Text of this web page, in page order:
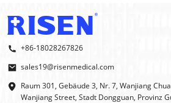
+86-18028267826
sales19@risenmedical.com
Raum 301, Gebäude 3, Nr. 7, Wanjiang
Wanjiang Street, Stadt Dongguan, Provinz